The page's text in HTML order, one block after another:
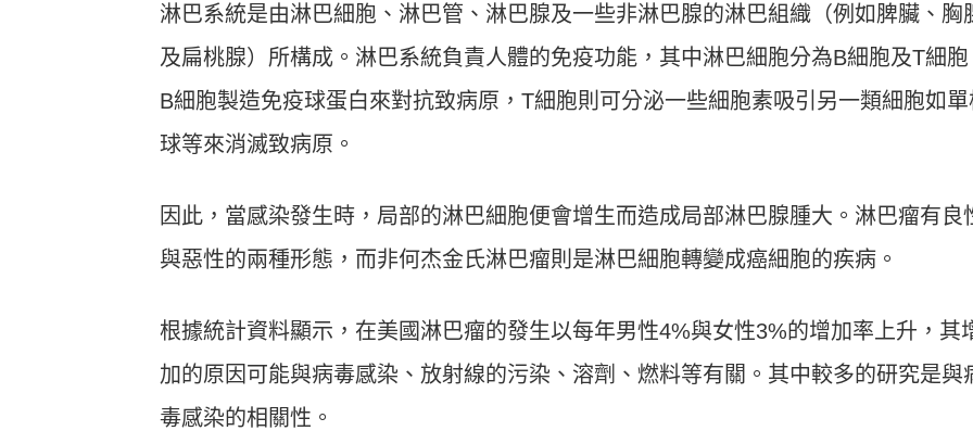
淋巴系統是由淋巴細胞、淋巴管、淋巴腺及一些非淋巴腺的淋巴組織（例如脾臟、胸
及扁桃腺）所構成。淋巴系統負責人體的免疫功能，其中淋巴細胞分為B細胞及T細胞
B細胞製造免疫球蛋白來對抗致病原，T細胞則可分泌一些細胞素吸引另一類細胞如單
球等來消滅致病原。
因此，當感染發生時，局部的淋巴細胞便會增生而造成局部淋巴腺腫大。淋巴瘤有良
與惡性的兩種形態，而非何杰金氏淋巴瘤則是淋巴細胞轉變成癌細胞的疾病。
根據統計資料顯示，在美國淋巴瘤的發生以每年男性4%與女性3%的增加率上升，其
加的原因可能與病毒感染、放射線的污染、溶劑、燃料等有關。其中較多的研究是與
毒感染的相關性。